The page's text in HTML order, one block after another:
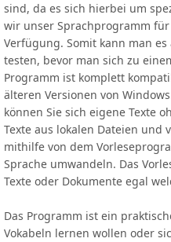
sind, da es sich hierbei um
wir unser Sprachprogramm
Verfügung. Somit kann man
testen, bevor man sich zu
Programm ist komplett
älteren Versionen von
können Sie sich eigene Texte
Texte aus lokalen Dateien und
mithilfe von dem
Sprache umwandeln. Das
Texte oder Dokumente egal
Das Programm ist ein
Vokabeln lernen wollen oder